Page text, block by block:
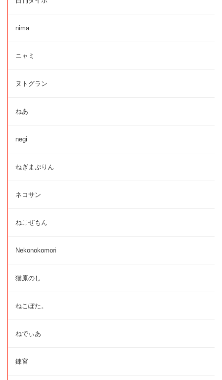
nima
ニャミ
ヌトグラン
ねあ
negi
ねぎまぷりん
ネコサン
ねこぜもん
Nekonokomori
猫原のし
ねこぽた。
ねでぃあ
錬宮